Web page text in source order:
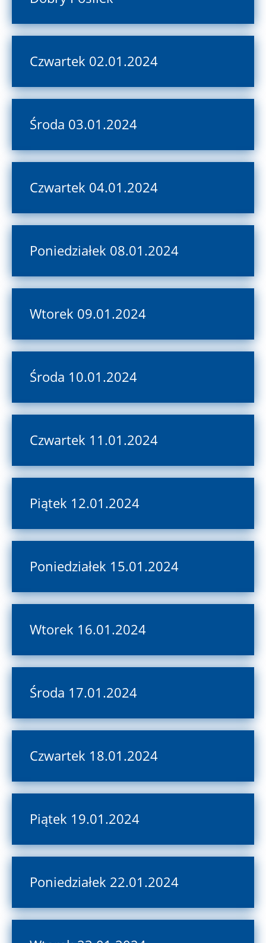
Czwartek 02.01.2024
Środa 03.01.2024
Czwartek 04.01.2024
Poniedziałek 08.01.2024
Wtorek 09.01.2024
Środa 10.01.2024
Czwartek 11.01.2024
Piątek 12.01.2024
Poniedziałek 15.01.2024
Wtorek 16.01.2024
Środa 17.01.2024
Czwartek 18.01.2024
Piątek 19.01.2024
Poniedziałek 22.01.2024